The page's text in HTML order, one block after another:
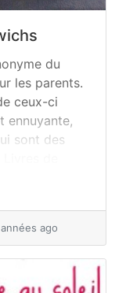
du
les parents.
ceux-ci
ennuyante,
sont des
c’est plus
ago